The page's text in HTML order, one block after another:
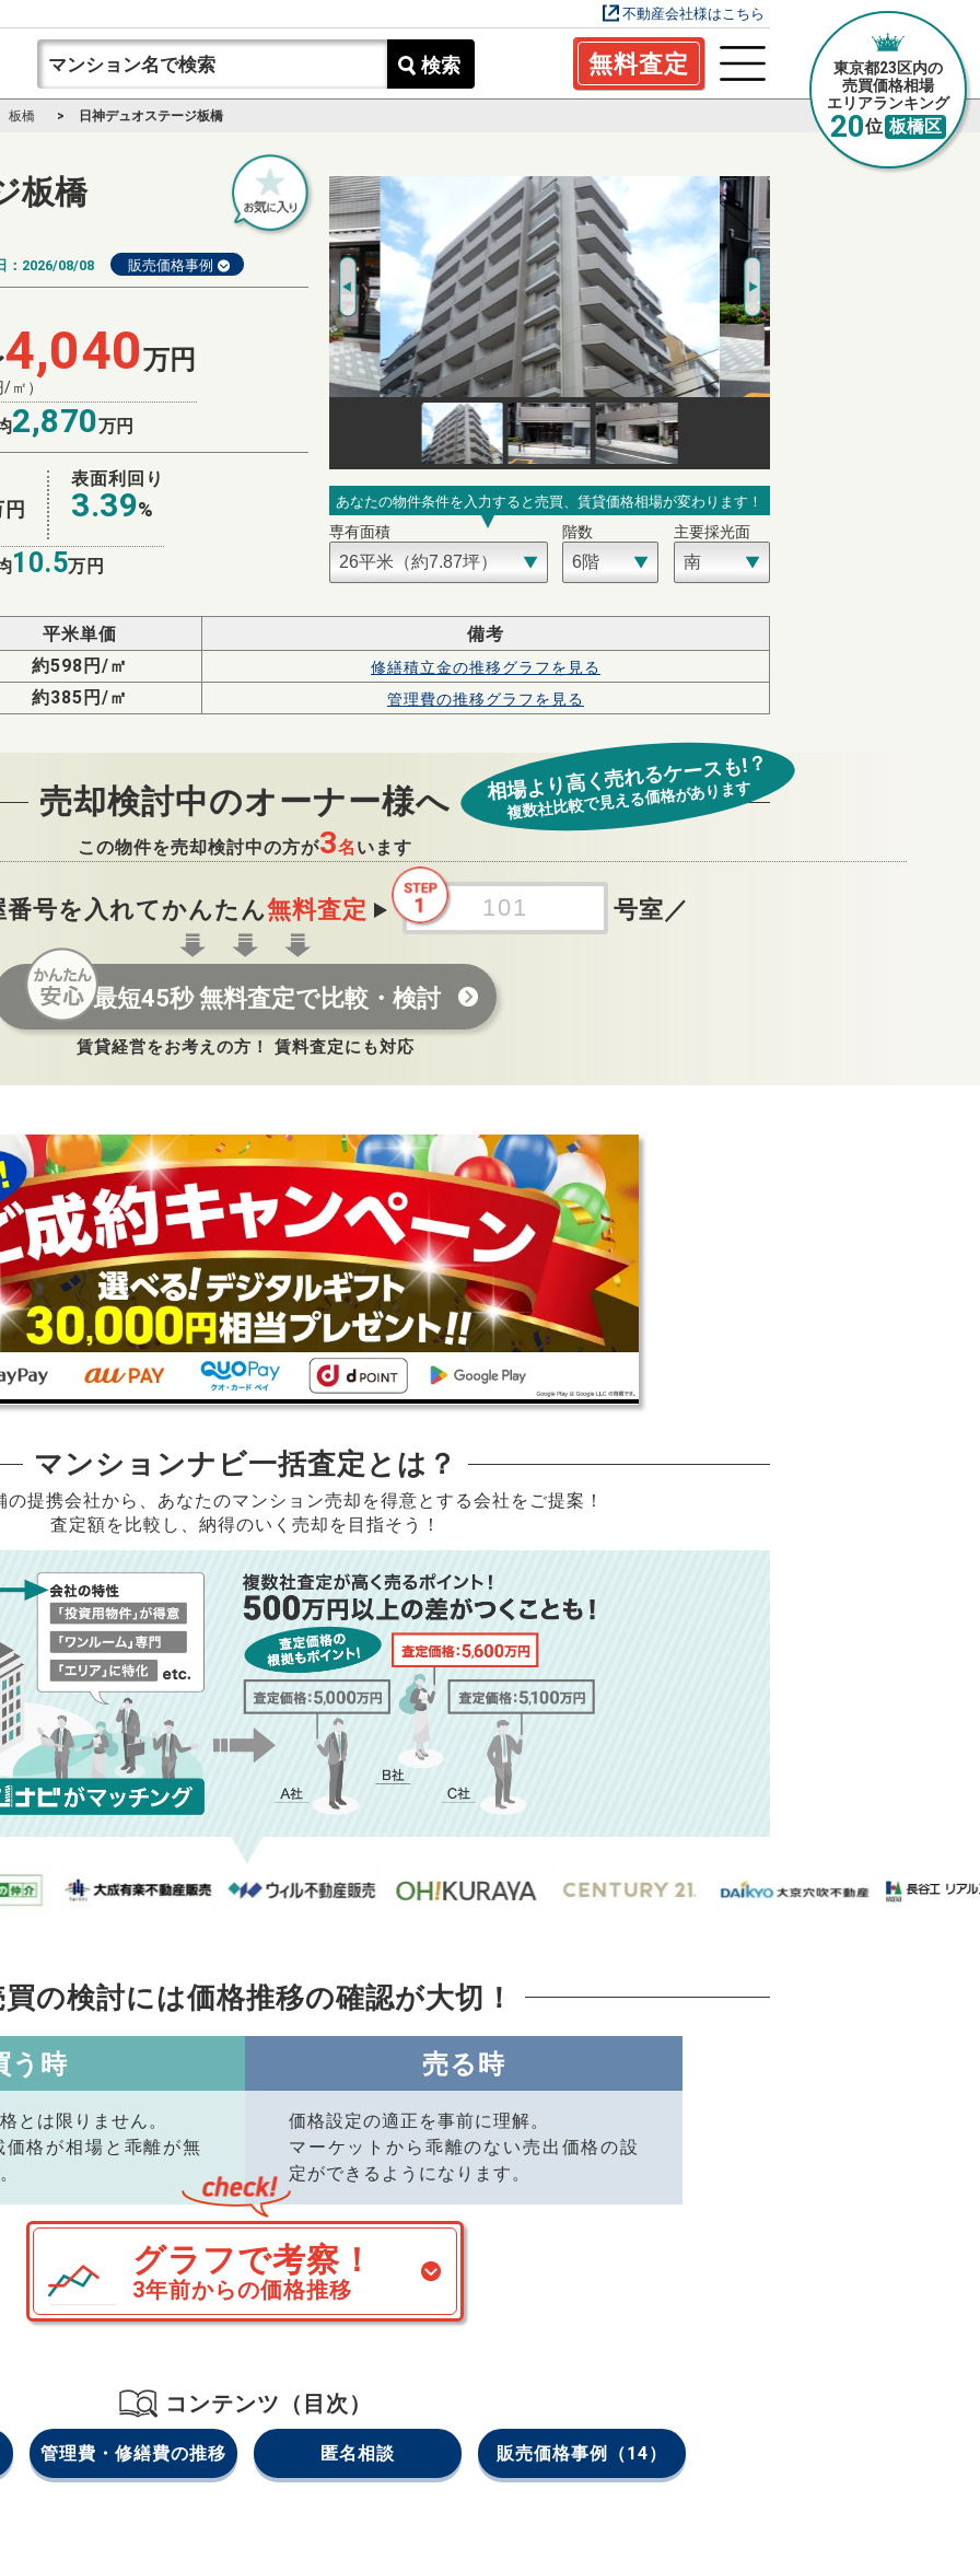
不動産会社様はこちら
検索 無料査定
板橋 日神デュオステージ板橋
東京都23区内の
売買価格相場
エリアランキング
20位 板橋区
板橋
： 2026/08/08 販売価格事例
4,040万円
㎡）
2,870万円
表面利回り
3.39%
10.5万円
あなたの物件条件を入力すると売買、賃貸価格相場が変わります！
専有面積 階数 主要採光面
平米単価
備考
約598円/㎡
修繕積立金の推移グラフを見る
約385円/㎡ 管理費の推移グラフを見る
売却検討中のオーナー様へ
この物件を売却検討中の方が3名 います
号を入れてかんたん無料査定 号室 ／
最短45秒 無料査定で比較・検討
相場より高く売れるケースも!？
複数社比較で見える価格があります
賃貸経営をお考えの方！ 賃料査定にも対応
マンションナビ一括査定とは？
提携会社から、 あなたのマンション売却を得意とする会社をご提案！
査定額を比較し、納得のいく売却を目指そう！
買の検討には価格推移の確認が大切！
う時
とは限りません。
格が相場と乖離が無
売る時
価格設定の適正を事前に理解。
マーケットから乖離のない売出価格の設
定ができるようになります。
グラフで考察！
3年前からの価格推移
コンテンツ（目次）
管理費・修繕費の推移 匿名相談 販売価格事例 （14）